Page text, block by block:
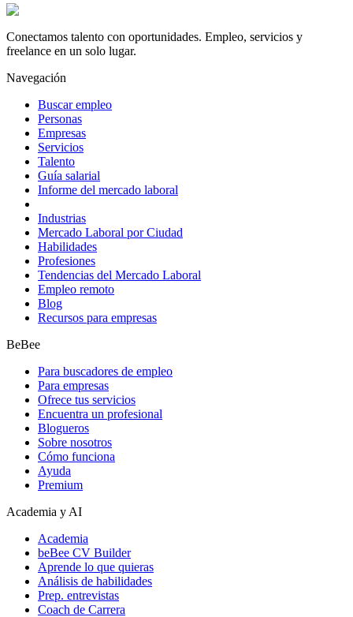
Conectamos talento con oportunidades. Empleo, servicios y
freelance en un solo lugar.
Navegación
Buscar empleo
Personas
Empresas
Servicios
Talento
Guía salarial
Informe del mercado laboral
Industrias
Mercado Laboral por Ciudad
Habilidades
Profesiones
Tendencias del Mercado Laboral
Empleo remoto
Blog
Recursos para empresas
BeBee
Para buscadores de empleo
Para empresas
Ofrece tus servicios
Encuentra un profesional
Blogueros
Sobre nosotros
Cómo funciona
Ayuda
Premium
Academia y AI
Academia
beBee CV Builder
Aprende lo que quieras
Análisis de habilidades
Prep. entrevistas
Coach de Carrera